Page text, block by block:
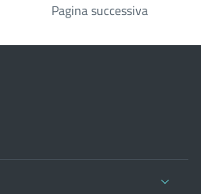
Pagina successiva